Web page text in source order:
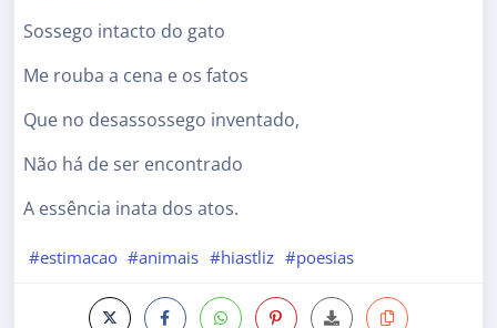
Sossego intacto do gato
Me rouba a cena e os fatos
Que no desassossego inventado,
Não há de ser encontrado
A essência inata dos atos.
#estimacao #animais #hiastliz #poesias